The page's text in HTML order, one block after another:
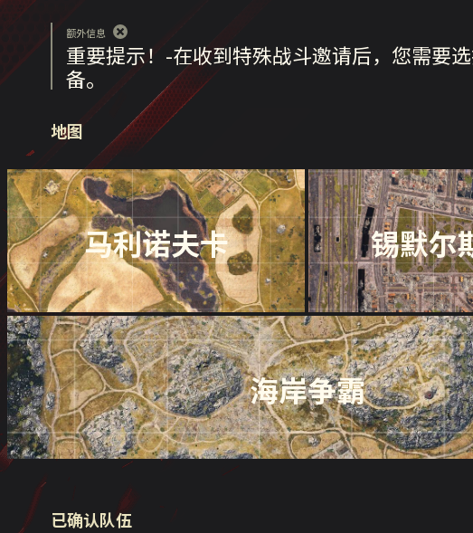
额外信息
重要提示！-在收到特殊战斗邀请后，您需要
备。
地图
马利诺夫卡 锡默尔
海岸争霸
已确认队伍